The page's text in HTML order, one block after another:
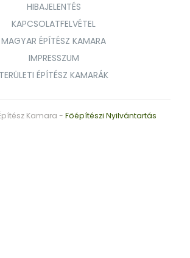
HIBAJELENTÉS
KAPCSOLATFELVÉTEL
MAGYAR ÉPÍTÉSZ KAMARA
IMPRESSZUM
TERÜLETI ÉPÍTÉSZ KAMARÁK
Kamara - Főépítészi Nyilvántartás